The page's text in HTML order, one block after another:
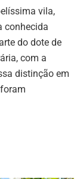
vila,
conhecida
do dote de
com a
distinção em